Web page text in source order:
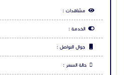
مشاهدات :
الخدمة :
جوال التواصل :
حالة السعر :